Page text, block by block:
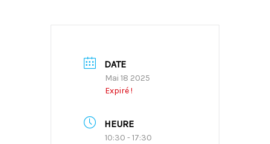
DATE
Mai 18 2025
Expiré !
HEURE
10:30 - 17:30